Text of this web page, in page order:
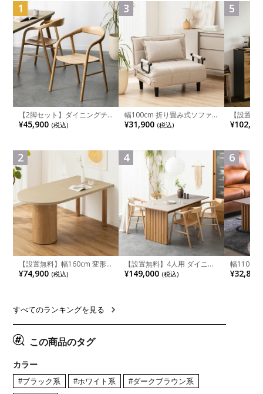
1
【2脚セット】ダイニングチ
ェア 木製 LUGA 肘付き チェ
ア 天然木 リビング椅子 板座
ュラル ブラウン 完成品
¥45,900 (税込)
2
【設置無料】幅160cm 変形
半円 ダイニングテーブル モ
ルタル風 LENAS コンクリー
リア風 グレージュ
¥74,900 (税込)
3
幅100cm 折り畳み式ソファ
ベッド コンパクト リクライ
ニング カウチスタイル 省ス
¥31,900 (税込)
4
【設置無料】4人用 ダイニン
グテーブルセット 5点 LUGA
セラミックテーブル おしゃれ
¥149,000 (税込)
5
【設置
チンカウ
板 引き出
れ ウッデ
ル グレー
6
幅110cm
木目調 リ
付き 長方
¥32,800
すべてのランキングを見る
この商品のタグ
カラー
#ブラック系 #ホワイト系 #ダークブラウン系